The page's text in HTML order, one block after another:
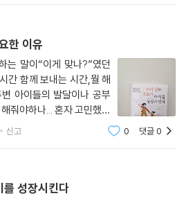
엄마가 아니라 충분히 좋은 엄마다.”
즉 ‘Good Enough’란, 처음에는 아이의 욕
그 반응이 적절히 감소되어 아이 스스로
입니다. 아이가 숙제
로 도와주거나 대신해 주기보다는 아이가
기회를 기다려 주는 것. 친구와 다툰 이야
주기보다는 “그랬
입니다. 그 기다림과 개입 사이의 ‘적정한
입니다.
만의 흔들리지 않는 기준을 세우는 방법을
도에 맞춘 공부법, 사교육 선택의 원칙, 감
는 생활의 기준까지 일상에서 바로 적용할
스트를 담았다. 독자는 이 과정을 통해 불
를 흔들림 없이 바라보고 믿어 주는 부모
책은 단순히 교육 정보를 주는 책이 아니
고 아이의 성장을 이끌 실천 가능한 프레임
을 얻게 될 것이다.
한 이유
는 말이“이게 맞나?”였던
간 함께 보내는 시간,뭘 해
아이들의 발달이나 공부
줘야하나... 혼자 고민했어
,그 불안의 뿌리가 사실은
걸 알게되었어요. 남들
신고 0 댓글0
를 성장시킨다